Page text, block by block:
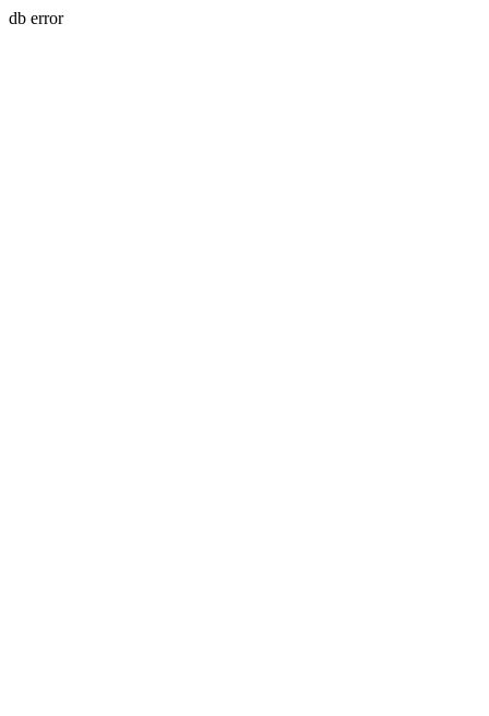
db error